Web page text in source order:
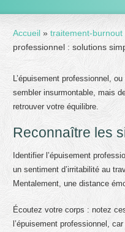
Accueil » traitement-burnout
professionnel : solutions
L’épuisement professionnel,
sembler insurmontable, mais
retrouver votre équilibre.
Reconnaître les
Identifier l’épuisement
un sentiment d’irritabilité au
Mentalement, une distance
Écoutez votre corps : notez
l’épuisement professionnel,